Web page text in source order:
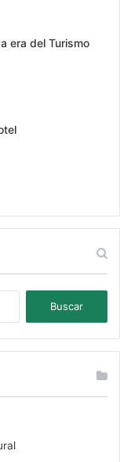
era del Turismo
Buscar